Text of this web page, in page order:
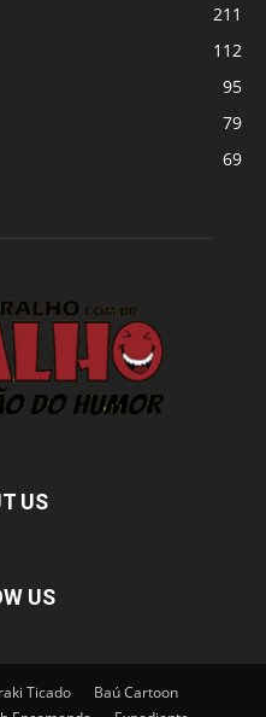
211
112
95
79
69
US
US
Ticado
Baú Cartoon